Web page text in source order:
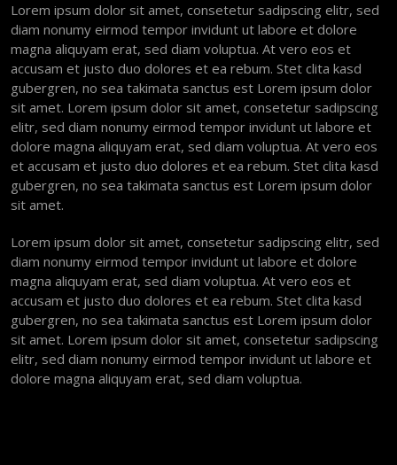
Lorem ipsum dolor sit amet, consetetur sadipscing elitr, sed
diam nonumy eirmod tempor invidunt ut labore et dolore
magna aliquyam erat, sed diam voluptua. At vero eos et
accusam et justo duo dolores et ea rebum. Stet clita kasd
gubergren, no sea takimata sanctus est Lorem ipsum dolor
sit amet. Lorem ipsum dolor sit amet, consetetur sadipscing
elitr, sed diam nonumy eirmod tempor invidunt ut labore et
dolore magna aliquyam erat, sed diam voluptua. At vero eos
et accusam et justo duo dolores et ea rebum. Stet clita kasd
gubergren, no sea takimata sanctus est Lorem ipsum dolor
sit amet.
Lorem ipsum dolor sit amet, consetetur sadipscing elitr, sed
diam nonumy eirmod tempor invidunt ut labore et dolore
magna aliquyam erat, sed diam voluptua. At vero eos et
accusam et justo duo dolores et ea rebum. Stet clita kasd
gubergren, no sea takimata sanctus est Lorem ipsum dolor
sit amet. Lorem ipsum dolor sit amet, consetetur sadipscing
elitr, sed diam nonumy eirmod tempor invidunt ut labore et
dolore magna aliquyam erat, sed diam voluptua.